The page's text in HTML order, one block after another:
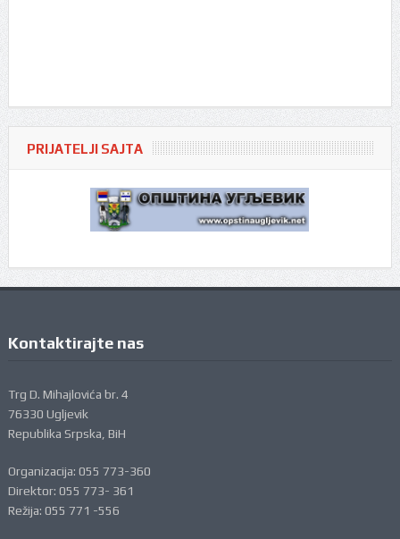
PRIJATELJI SAJTA
Kontaktirajte nas
Trg D. Mihajlovića br. 4
76330 Ugljevik
Republika Srpska, BiH
Organizacija: 055 773-360
Direktor: 055 773- 361
Režija: 055 771 -556